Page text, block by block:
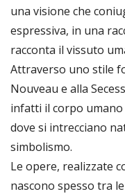
una visione che
espressiva, in una
racconta il vissuto
Attraverso uno stile
Nouveau e alla
infatti il corpo
dove si intrecciano
simbolismo.
Le opere, realizzate
nascono spesso tra